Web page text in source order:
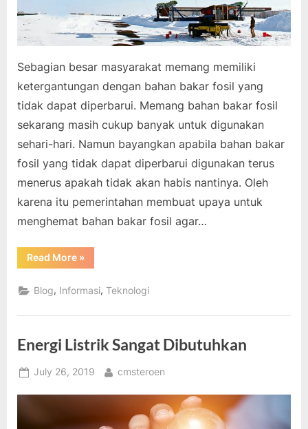
Sebagian besar masyarakat memang memiliki
ketergantungan dengan bahan bakar fosil yang
tidak dapat diperbarui. Memang bahan bakar fosil
sekarang masih cukup banyak untuk digunakan
sehari-hari. Namun bayangkan apabila bahan bakar
fosil yang tidak dapat diperbarui digunakan terus
menerus apakah tidak akan habis nantinya. Oleh
karena itu pemerintahan membuat upaya untuk
menghemat bahan bakar fosil agar…
Read More“Energi
Alternatif
Upaya
Penyelamat
»
Blog, Informasi,Teknologi
Energi Listrik Sangat Dibutuhkan
Posted
July 26, 2019 By
cmsteroen